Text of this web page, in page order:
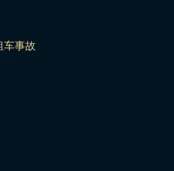
车事故